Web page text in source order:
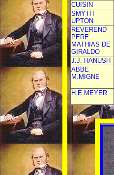
CUISIN
SMYTH
UPTON
REVEREND
PERE
MATHIAS DE
GIRALDO
J.J. HANUSH
ABBE
M.MIGNE
H.E.MEYER